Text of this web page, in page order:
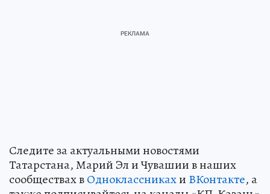
Следите за актуальными новостями
Татарстана, Марий Эл и Чувашии в наших
сообществах вОдноклассникахи ВКонтакте, а